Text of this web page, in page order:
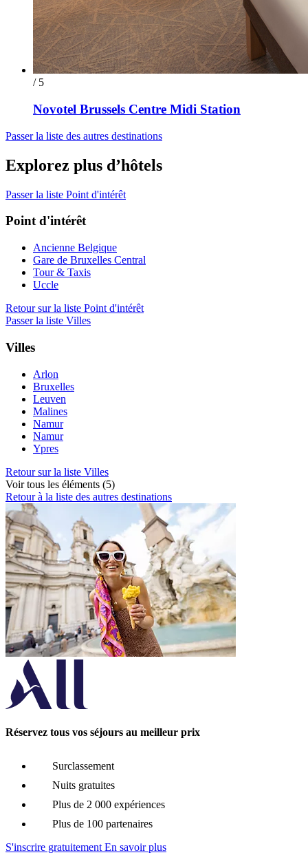
/ 5
Novotel Brussels Centre Midi Station
Passer la liste des autres destinations
Explorez plus d’hôtels
Passer la liste Point d'intérêt
Point d'intérêt
Ancienne Belgique
Gare de Bruxelles Central
Tour & Taxis
Uccle
Retour sur la liste Point d'intérêt
Passer la liste Villes
Villes
Arlon
Bruxelles
Leuven
Malines
Namur
Namur
Ypres
Retour sur la liste Villes
Voir tous les éléments (5)
Retour à la liste des autres destinations
Réservez tous vos séjours au meilleur prix
Surclassement
Nuits gratuites
Plus de 2 000 expériences
Plus de 100 partenaires
S'inscrire gratuitement En savoir plus